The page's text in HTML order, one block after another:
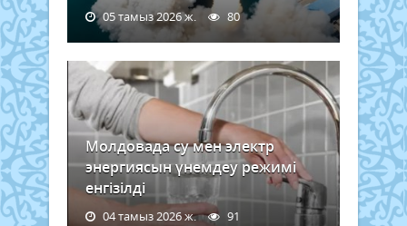
05 тамыз 2026 ж. 80
Молдовада су мен электр
энергиясын үнемдеу режимі
енгізілді
04 тамыз 2026 ж. 91